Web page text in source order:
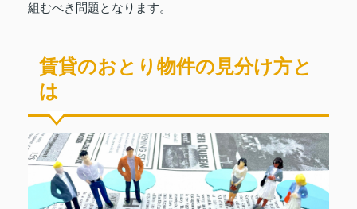
組むべき問題となります。
賃貸のおとり物件の見分け方と
は